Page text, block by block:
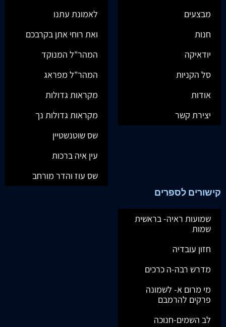
מבצעים
חנות
יודאיקה
סל הקניות
אודות
יצירת קשר
לאמונת עתנו
ואת רוחי אתן בקרבכם
המהר"ל המנוקד
המהר"ל מפראג
מקראות גדולות
מקראות גדולות נך
שס שוטנשטיין
עין איה ברכות
שס עוז והדר מורחב
קישורים לספרים
שמועות ראיה- בראשית
שמות
חזון עובדיה
מדרש רבה-ה כרכים
מי מרום א- לשמונה
פרקים להרמבם
לב השמים-חנוכה